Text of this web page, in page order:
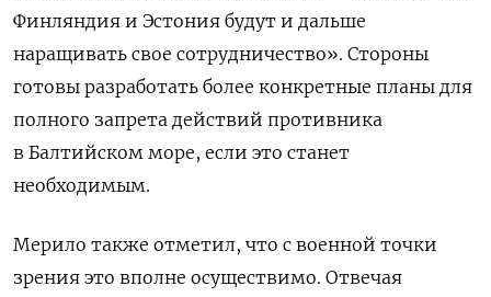
Финляндия и Эстония будут и дальше
наращивать свое сотрудничество». Стороны
готовы разработать более конкретные планы для
полного запрета действий противника
в Балтийском море, если это станет
необходимым.
Мерило также отметил, что с военной точки
зрения это вполне осуществимо. Отвечая